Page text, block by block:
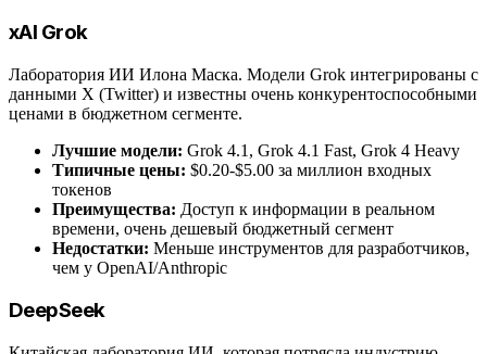
xAI Grok
Лаборатория ИИ Илона Маска. Модели Grok интегрированы с
данными X (Twitter) и известны очень конкурентоспособными
ценами в бюджетном сегменте.
Лучшие модели: Grok 4.1, Grok 4.1 Fast, Grok 4 Heavy
Типичные цены: $0.20-$5.00 за миллион входных
токенов
Преимущества: Доступ к информации в реальном
времени, очень дешевый бюджетный сегмент
Недостатки: Меньше инструментов для разработчиков,
чем у OpenAI/Anthropic
DeepSeek